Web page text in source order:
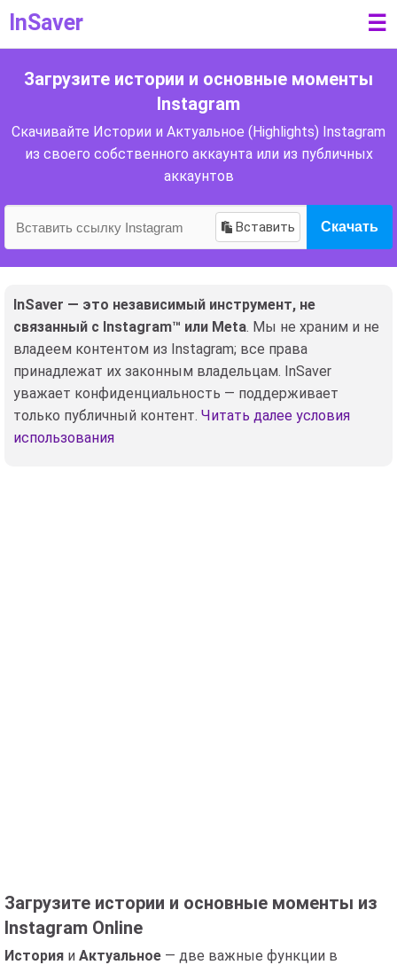
InSaver ☰
Загрузите истории и основные моменты
Instagram
Скачивайте Истории и Актуальное (Highlights) Instagram
из своего собственного аккаунта или из публичных
аккаунтов
Вставить Скачать
InSaver — это независимый инструмент, не
связанный с Instagram™ или Meta. Мы не храним и не
владеем контентом из Instagram; все права
принадлежат их законным владельцам. InSaver
уважает конфиденциальность — поддерживает
только публичный контент. Читать далее условия
использования
Загрузите истории и основные моменты из
Instagram Online
История и Актуальное — две важные функции в